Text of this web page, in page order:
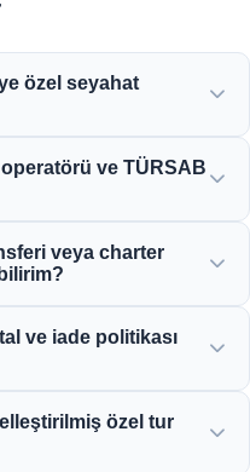
özel seyahat
her bütçeye
seçenekler sunar.
ve TÜRSAB
Seyahat Acenteleri
güvenilirlik
veya charter
üzerinden veya
geçerek
ve iade politikası
veren cömert iptal
özel tur